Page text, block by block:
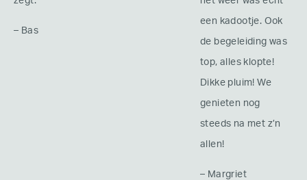
– Bas
een kadootje. Ook
de begeleiding was
top, alles klopte!
Dikke pluim! We
genieten nog
steeds na met z’n
allen!
– Margriet